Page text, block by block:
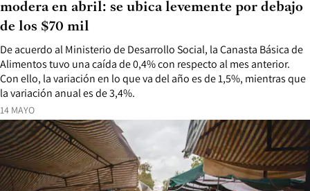
14 MAYO
De acuerdo al Ministerio de Desarrollo Social, la Canasta Básica de
Alimentos tuvo una caída de 0,4% con respecto al mes anterior.
Con ello, la variación en lo que va del año es de 1,5%, mientras que
la variación anual es de 3,4%.
modera en abril: se ubica levemente por debajo
de los $70 mil